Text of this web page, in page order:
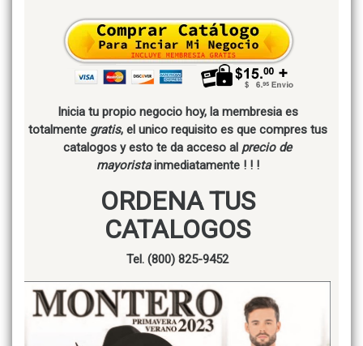
Inicia tu propio negocio hoy, la membresia es
totalmente gratis, el unico requisito es que compres tus
catalogos y esto te da acceso al precio de
mayoristainmediatamente ! ! !
ORDENA TUS
CATALOGOS
Tel. (800) 825-9452